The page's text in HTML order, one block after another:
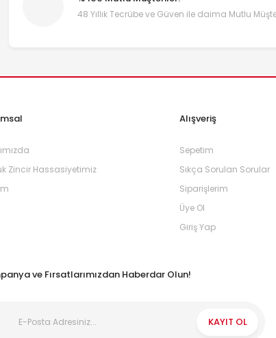
48 Yıllık Tecrübe ve Güven ile daima Mutlu
Zincir Hassasiyetimiz
Alışveriş
Sepetim
Sıkça Sorulan Sorular
Siparişlerim
Üye Ol
Giriş Yap
ve Fırsatlarımızdan Haberdar Olun!
KAYIT OL